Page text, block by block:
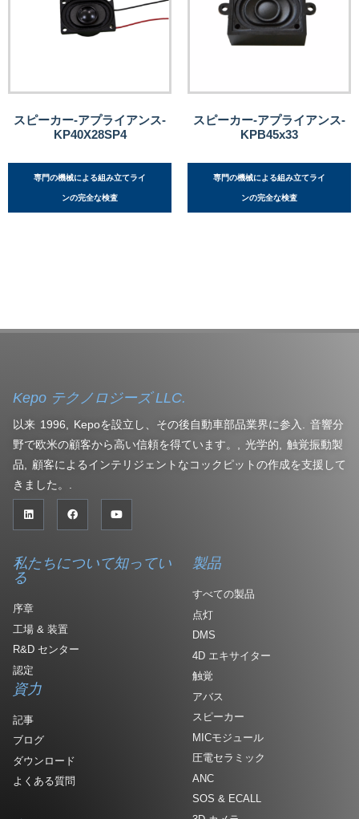
スピーカー-アプライアンス-
KP40X28SP4
専門の機械による組み立てライ
ンの完全な検査
スピーカー-アプライアンス-
KPB45x33
専門の機械による組み立てライ
ンの完全な検査
Kepo テクノロジーズ LLC.
以来 1996, Kepoを設立し、その後自動車部品業界に参入. 音響分
野で欧米の顧客から高い信頼を得ています。, 光学的, 触覚振動製
品, 顧客によるインテリジェントなコックピットの作成を支援して
きました。.
私たちについて知ってい
る
序章
工場 & 装置
R&D センター
認定
製品
すべての製品
点灯
DMS
4D エキサイター
触覚
アバス
スピーカー
MICモジュール
圧電セラミック
ANC
SOS & ECALL
資力
記事
ブログ
ダウンロード
よくある質問